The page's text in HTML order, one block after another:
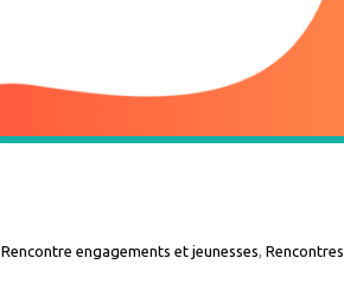
Rencontre engagements et jeunesses, Rencontres